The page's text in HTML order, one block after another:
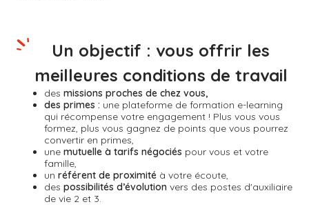
des missions proches de chez vous,
des primes : une plateforme de formation e-learning
qui récompense votre engagement ! Plus vous vous
formez, plus vous gagnez de points que vous pourrez
convertir en primes,
une mutuelle à tarifs négociés pour vous et votre
famille,
un référent de proximité à votre écoute,
des possibilités d’évolution vers des postes d'auxiliaire
de vie 2 et 3.
Un objectif : vous offrir les
meilleures conditions de travail